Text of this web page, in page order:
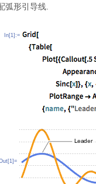
弧形引导线.
In[1]:=